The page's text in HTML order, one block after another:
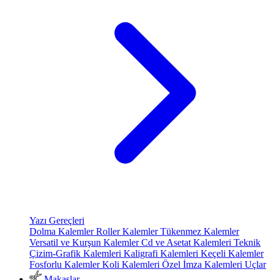
Yazı Gereçleri
Dolma KalemlerRoller KalemlerTükenmez Kalemler
Versatil ve Kurşun KalemlerCd ve Asetat Kalemleri Teknik
Çizim-Grafik Kalemleri Kaligrafi Kalemleri Keçeli Kalemler
Fosforlu KalemlerKoli Kalemleri Özel İmza Kalemleri Uçlar